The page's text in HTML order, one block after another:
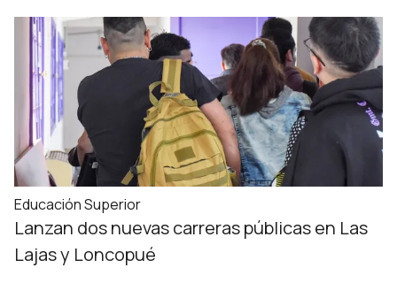
Educación Superior
Lanzan dos nuevas carreras públicas en Las
Lajas y Loncopué